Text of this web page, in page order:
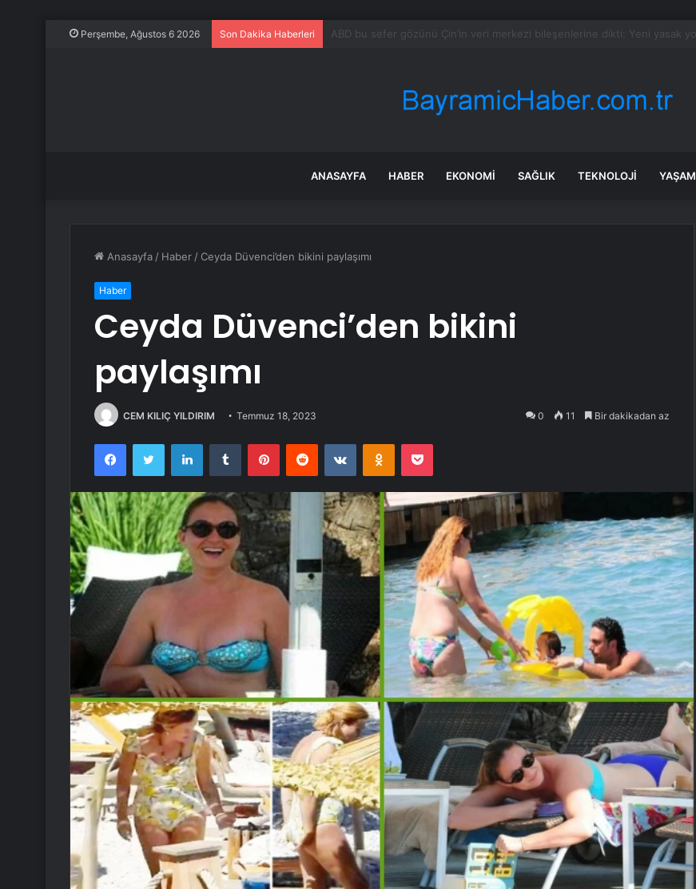
Perşembe, Ağustos 6 2026 Son Dakika Haberleri Beyni sessizce yaşlandıran nedenler
ANASAYFA HABER EKONOMI SAĞLIK TEKNOLOJI YAŞAM
Anasayfa / Haber / Ceyda Düvenci’den bikini paylaşımı
Haber
Ceyda Düvenci’den bikini
paylaşımı
CEM KILIÇ YILDIRIM Temmuz 18, 2023 0 11 Bir dakikadan az
FacebookTwitter LinkedInTumblr PinterestReddit VKontakteOdnoklassniki
Pocket